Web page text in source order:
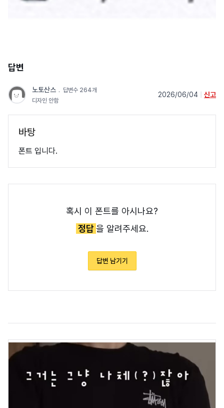
답변
노토산스 ﹒ 답변수 264개
디자인 안함
2026/06/04 신고
바탕
폰트 입니다.
혹시 이 폰트를 아시나요?
정답을 알려주세요.
답변 남기기